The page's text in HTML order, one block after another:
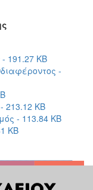
191.27 KB
-
213.12 KB
- 113.84 KB
KB